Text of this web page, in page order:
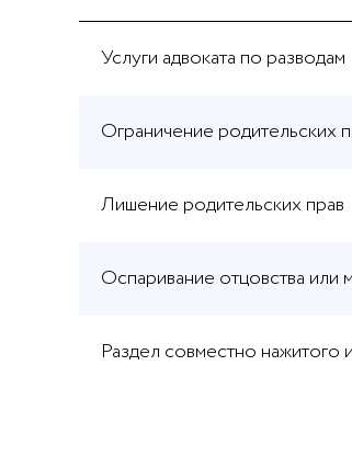
Услуги адвоката по разводам
Ограничение родительских
Лишение родительских прав
Оспаривание отцовства или
Раздел совместно нажитого